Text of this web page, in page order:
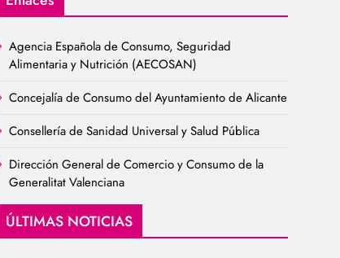
Agencia Española de Consumo, Seguridad
Alimentaria y Nutrición (AECOSAN)
Concejalía de Consumo del Ayuntamiento de Alicante
Consellería de Sanidad Universal y Salud Pública
Dirección General de Comercio y Consumo de la
Generalitat Valenciana
ÚLTIMAS NOTICIAS